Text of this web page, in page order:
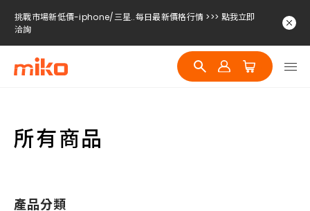
挑戰市場新低價-iphone/三星..每日最新價格行情 >>> 點我立即
洽詢
挑戰市場新低價-iphone/三星..每日最新價格行情 >>> 點我立即
洽詢
挑戰市場新低價-iphone/三星..每日最新價格行情 >>> 點我立即
所有商品
產品分類